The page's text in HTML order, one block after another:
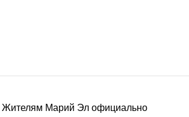
Жителям Марий Эл официально